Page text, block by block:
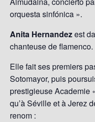
orquesta sinfónica ».
Anita Hernandezest
chanteuse de flamenco.
Elle fait ses premiers
Sotomayor, puis
prestigieuse Academie
qu’à Séville et à Jerez
renom :